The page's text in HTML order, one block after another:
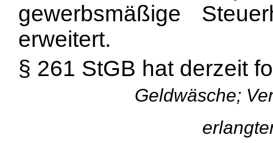
gewerbsmäßige
erweitert.
§ 261 StGB hat derzeit
Geldwäsche;